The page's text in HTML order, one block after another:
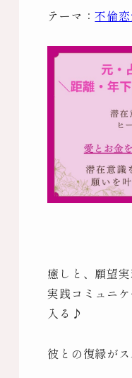
テーマ：不倫
癒しと、願望
実践コミュニ
入る♪
彼との復縁が